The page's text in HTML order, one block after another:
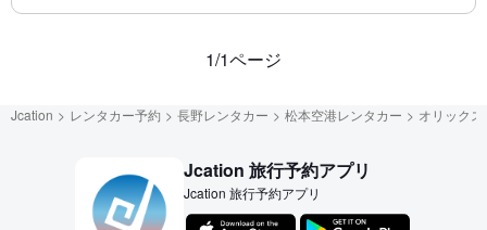
1/1ページ
Jcation レンタカー予約 長野レンタカー 松本空港レンタカー オリック
Jcation 旅行予約アプリ
Jcation 旅行予約アプリ